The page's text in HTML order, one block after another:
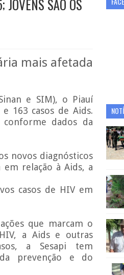
SÃO OS
mais afetada
e SIM), o Piauí
163 casos de Aids.
conforme dados da
novos diagnósticos
relação à Aids, a
casos de HIV em
que marcam o
a Aids e outras
a Sesapi tem
prevenção e do